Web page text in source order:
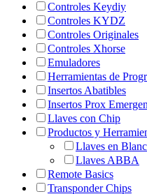
Controles Keydiy
Controles KYDZ
Controles Originales
Controles Xhorse
Emuladores
Herramientas de
Insertos Abatibles
Insertos Prox
Llaves con Chip
Productos y
Llaves en
Llaves ABBA
Remote Basics
Transponder Chips